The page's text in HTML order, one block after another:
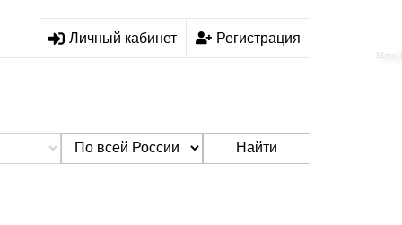
Личный кабинет Регистрация
Найти